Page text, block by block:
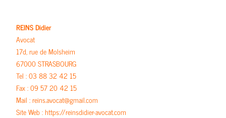
REINS Didier
Avocat
17d, rue de Molsheim
67000 STRASBOURG
Tel : 03 88 32 42 15
Fax : 09 57 20 42 15
Mail : reins.avocat@gmail.com
Site Web :https://reinsdidier-avocat.com